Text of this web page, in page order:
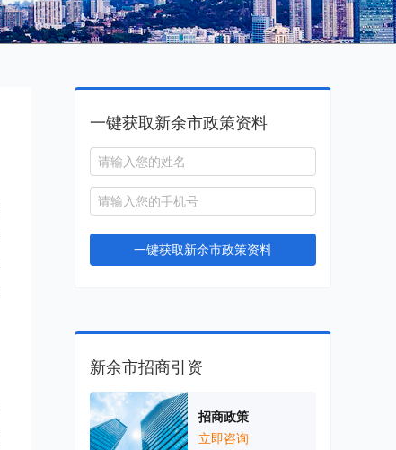
一键获取新余市政策资料
一键获取新余市政策资料
新余市招商引资
招商政策
立即咨询